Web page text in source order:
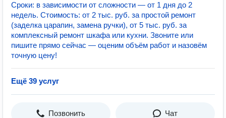
Сроки: в зависимости от сложности — от 1 дня до 2
недель. Стоимость: от 2 тыс. руб. за простой ремонт
(заделка царапин, замена ручки), от 5 тыс. руб. за
комплексный ремонт шкафа или кухни. Звоните или
пишите прямо сейчас — оценим объём работ и назовём
точную цену!
Ещё 39 услуг
Позвонить Чат